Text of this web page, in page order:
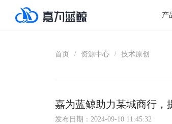
产
首页 / 资源中心 / 技术原创
嘉为蓝鲸助力某城商行，
发布日期：2024-09-10 11:45:32